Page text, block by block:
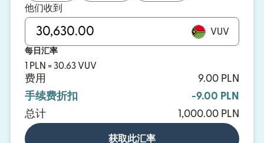
他们收到
VUV
每日汇率
1 PLN = 30.63 VUV
费用
9.00 PLN
手续费折扣
-9.00 PLN
总计
1,000.00 PLN
获取此汇率